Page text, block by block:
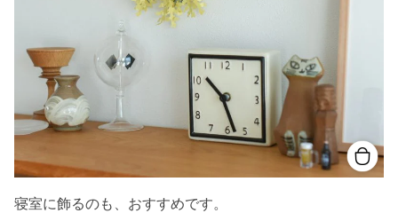
寝室に飾るのも、おすすめです。